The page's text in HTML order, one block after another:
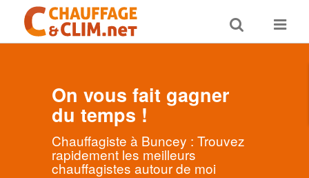
Toggle
search
Toggle
On vous fait gagner
du temps !
Chauffagiste à Buncey : Trouvez
rapidement les meilleurs
chauffagistes autour de moi